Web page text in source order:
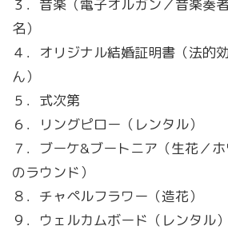
３．音楽（電子オルガン／音楽奏
名）
４．オリジナル結婚証明書（法的
ん）
５．式次第
６．リングピロー（レンタル）
７．ブーケ&ブートニア（生花／
のラウンド）
８．チャペルフラワー（造花）
９．ウェルカムボード（レンタル）